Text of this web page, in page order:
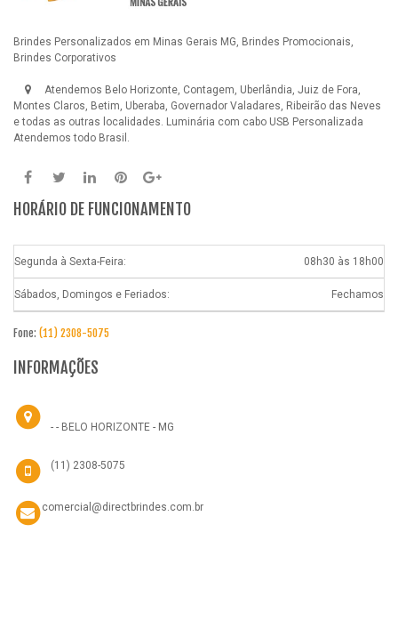
Brindes Personalizados em Minas Gerais MG, Brindes Promocionais,
Brindes Corporativos
Atendemos Belo Horizonte, Contagem, Uberlândia, Juiz de Fora,
Montes Claros, Betim, Uberaba, Governador Valadares, Ribeirão das Neves
e todas as outras localidades. Luminária com cabo USB Personalizada
Atendemos todo Brasil.
HORÁRIO DE FUNCIONAMENTO
Segunda à Sexta-Feira: 08h30 às 18h00
Sábados, Domingos e Feriados: Fechamos
Fone: (11) 2308-5075
INFORMAÇÕES
- - BELO HORIZONTE - MG
(11) 2308-5075
comercial@directbrindes.com.br